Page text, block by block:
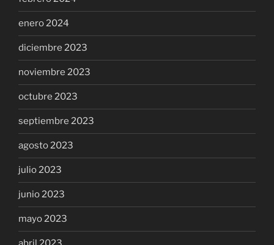
enero 2024
diciembre 2023
noviembre 2023
octubre 2023
septiembre 2023
agosto 2023
julio 2023
junio 2023
mayo 2023